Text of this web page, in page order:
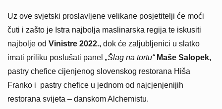
Uz ove svjetski proslavljene velikane posjetitelji će moći
čuti i zašto je Istra najbolja maslinarska regija te iskusiti
najbolje od Vinistre 2022., dok će zaljubljenici u slatko
imati priliku poslušati panel „Šlag na tortu“ Maše Salopek,
pastry chefice cijenjenog slovenskog restorana Hiša
Franko i pastry chefice u jednom od najcjenjenijih
restorana svijeta – danskom Alchemistu.